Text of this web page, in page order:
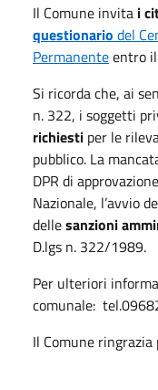
Il Comune invita i
questionario del
Permanenteentro il
Si ricorda che, ai
n. 322, i soggetti
richiesti per le
pubblico. La
DPR di
Nazionale, l’avvio
dellesanzioni
D.lgs n. 322/1989.
Per ulteriori
comunale:
Il Comune